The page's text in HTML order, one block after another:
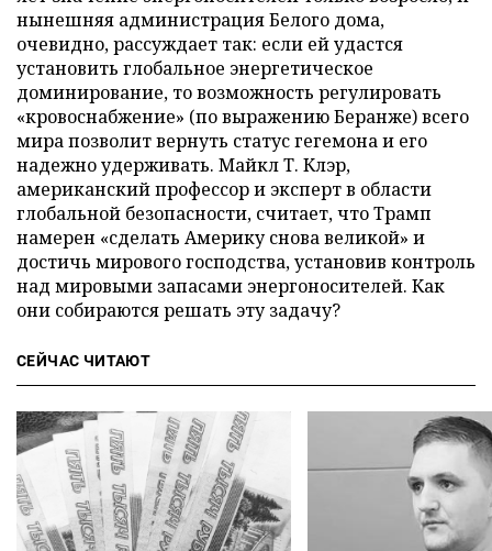
нынешняя администрация Белого дома,
очевидно, рассуждает так: если ей удастся
установить глобальное энергетическое
доминирование, то возможность регулировать
«кровоснабжение» (по выражению Беранже) всего
мира позволит вернуть статус гегемона и его
надежно удерживать. Майкл Т. Клэр,
американский профессор и эксперт в области
глобальной безопасности, считает, что Трамп
намерен «сделать Америку снова великой» и
достичь мирового господства, установив контроль
над мировыми запасами энергоносителей. Как
они собираются решать эту задачу?
СЕЙЧАС ЧИТАЮТ